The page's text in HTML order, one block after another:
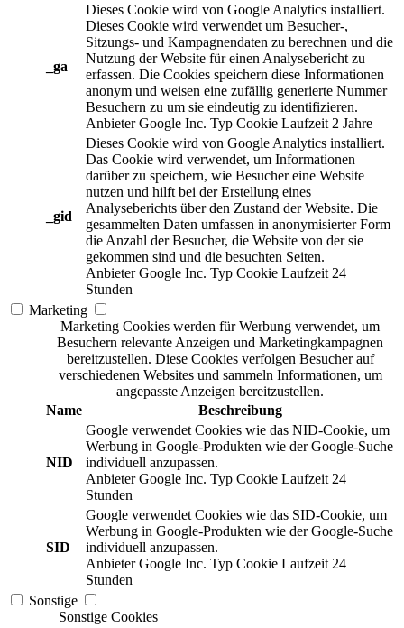
_ga
Dieses Cookie wird von Google Analytics installiert.
Dieses Cookie wird verwendet um Besucher-,
Sitzungs- und Kampagnendaten zu berechnen und die
Nutzung der Website für einen Analysebericht zu
erfassen. Die Cookies speichern diese Informationen
anonym und weisen eine zufällig generierte Nummer
Besuchern zu um sie eindeutig zu identifizieren.
Anbieter Google Inc. Typ Cookie Laufzeit 2 Jahre
_gid
Dieses Cookie wird von Google Analytics installiert.
Das Cookie wird verwendet, um Informationen
darüber zu speichern, wie Besucher eine Website
nutzen und hilft bei der Erstellung eines
Analyseberichts über den Zustand der Website. Die
gesammelten Daten umfassen in anonymisierter Form
die Anzahl der Besucher, die Website von der sie
gekommen sind und die besuchten Seiten.
Anbieter Google Inc. Typ Cookie Laufzeit 24
Stunden
Marketing
Marketing Cookies werden für Werbung verwendet, um
Besuchern relevante Anzeigen und Marketingkampagnen
bereitzustellen. Diese Cookies verfolgen Besucher auf
verschiedenen Websites und sammeln Informationen, um
angepasste Anzeigen bereitzustellen.
Name
Beschreibung
NID
Google verwendet Cookies wie das NID-Cookie, um
Werbung in Google-Produkten wie der Google-Suche
individuell anzupassen.
Anbieter Google Inc. Typ Cookie Laufzeit 24
Stunden
SID
Google verwendet Cookies wie das SID-Cookie, um
Werbung in Google-Produkten wie der Google-Suche
individuell anzupassen.
Anbieter Google Inc. Typ Cookie Laufzeit 24
Stunden
Sonstige
Sonstige Cookies